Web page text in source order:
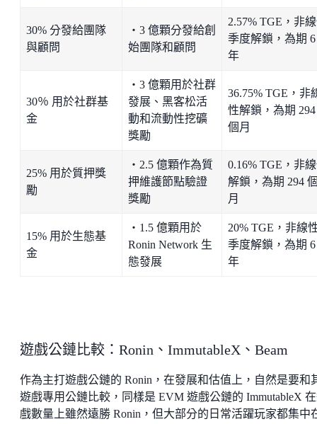
30% 分發給團隊
與顧問
・3 億顆分發給創
始團隊和顧問
2.57% TGE，非
季度解鎖，為期 6
年
30％ 用於社群基
金
・3 億顆用於社群
發展、黑客松活
動和流動性挖礦
獎勵
36.75% TGE，非
性解鎖，為期 294
個月
25% 用於質押獎
勵
・2.5 億顆作為質
押維護節點驗證
獎勵
0.16% TGE，非
解鎖，為期 294
月
15% 用於生態基
金
・1.5 億顆用於
Ronin Network 生
態發展
20% TGE，非線
季度解鎖，為期 6
年
遊戲公鏈比較：Ronin、ImmutableX、Beam
作為主打遊戲公鏈的 Ronin，在發展和估值上，自然是要和
遊戲專用公鏈比較，同樣是 EVM 遊戲公鏈的 ImmutableX
戲數量上雖然遠勝 Ronin，但大部分的日常活躍玩家都集中